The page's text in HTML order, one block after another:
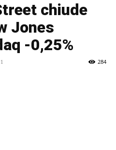
chiude
Jones
-0,25%
284